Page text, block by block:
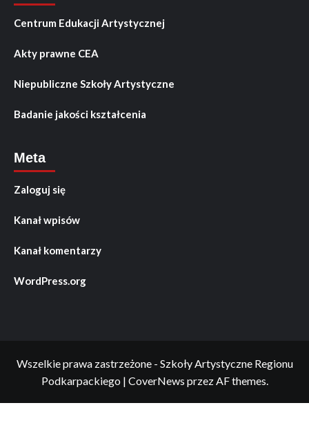
Centrum Edukacji Artystycznej
Akty prawne CEA
Niepubliczne Szkoły Artystyczne
Badanie jakości kształcenia
Meta
Zaloguj się
Kanał wpisów
Kanał komentarzy
WordPress.org
Wszelkie prawa zastrzeżone - Szkoły Artystyczne Regionu
Podkarpackiego | CoverNews przez AF themes.